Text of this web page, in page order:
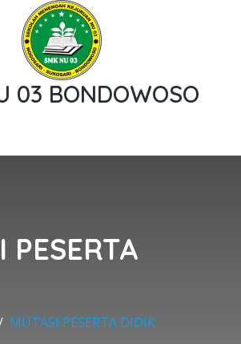
03 BONDOWOSO
PESERTA
MUTASI PESERTA DIDIK